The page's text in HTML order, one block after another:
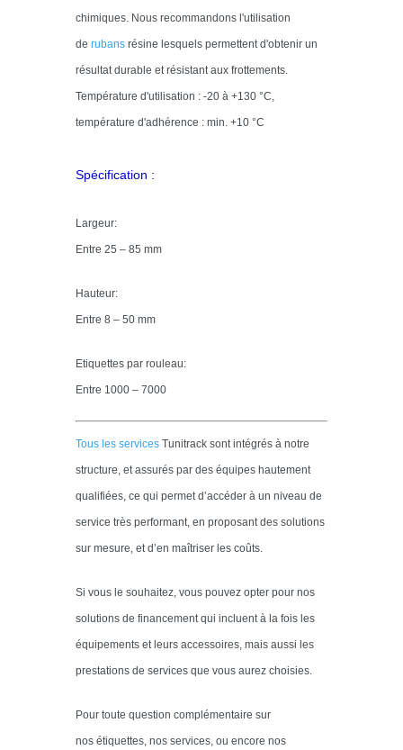
chimiques. Nous recommandons l'utilisation
de rubans résine lesquels permettent d'obtenir un
résultat durable et résistant aux frottements.
Température d'utilisation : -20 à +130 °C,
température d'adhérence : min. +10 °C
Spécification :
Largeur:
Entre 25 – 85 mm
Hauteur:
Entre 8 – 50 mm
Etiquettes par rouleau:
Entre 1000 – 7000
Tous les services Tunitrack sont intégrés à notre
structure, et assurés par des équipes hautement
qualifiées, ce qui permet d’accéder à un niveau de
service très performant, en proposant des solutions
sur mesure, et d’en maîtriser les coûts.
Si vous le souhaitez, vous pouvez opter pour nos
solutions de financement qui incluent à la fois les
équipements et leurs accessoires, mais aussi les
prestations de services que vous aurez choisies.
Pour toute question complémentaire sur
nos étiquettes, nos services, ou encore nos